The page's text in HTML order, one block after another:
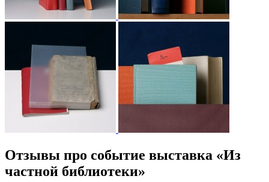
Отзывы про событие выставка «Из
частной библиотеки»